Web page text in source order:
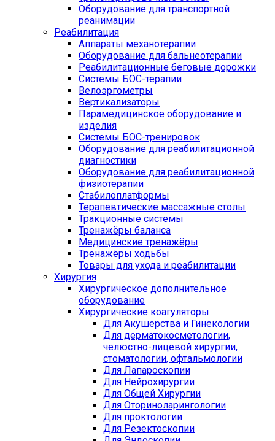
Оборудование для транспортной
реанимации
Реабилитация
Аппараты механотерапии
Оборудование для бальнеотерапии
Реабилитационные беговые дорожки
Системы БОС-терапии
Велоэргометры
Вертикализаторы
Парамедицинское оборудование и
изделия
Системы БОС-тренировок
Оборудование для реабилитационной
диагностики
Оборудование для реабилитационной
физиотерапии
Стабилоплатформы
Терапевтические массажные столы
Тракционные системы
Тренажёры баланса
Медицинские тренажёры
Тренажёры ходьбы
Товары для ухода и реабилитации
Хирургия
Хирургическое дополнительное
оборудование
Хирургические коагуляторы
Для Акушерства и Гинекологии
Для дерматокосметологии,
челюстно-лицевой хирургии,
стоматологии, офтальмологии
Для Лапароскопии
Для Нейрохирургии
Для Общей Хирургии
Для Оториноларингологии
Для проктологии
Для Резектоскопии